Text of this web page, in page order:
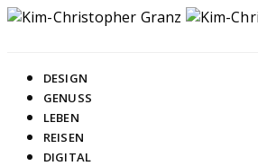
DESIGN
GENUSS
LEBEN
REISEN
DIGITAL